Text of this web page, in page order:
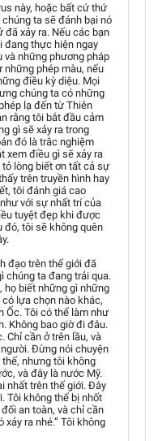
này, hoặc bất cứ thứ
ta sẽ đánh bại nó
đã xảy ra. Nếu các bạn
đang thực hiện ngay
và những phương pháp
những phép màu, nếu
điều kỳ diệu. Mọi
chúng ta có những
lạ đến từ Thiên
rằng tôi bắt đầu cảm
gì sẽ xảy ra trong
đó là trắc nghiệm
xem điều gì sẽ xảy ra
tỏ lòng biết ơn tất cả sự
trên truyền hình hay
tôi đánh giá cao
với sự nhất trí của
tuyệt đẹp khi được
đó, tôi sẽ không quên
đạo trên thế giới đã
chúng ta đang trải qua.
họ biết những gì những
lựa chọn nào khác,
Ốc. Tôi có thể làm như
Không bao giờ đi đâu.
Chỉ cần ở trên lầu, và
Đừng nói chuyện
nhưng tôi không
và đây là nước Mỹ.
nhất trên thế giới. Đây
Tôi không thể bị nhốt
an toàn, và chỉ cần
xảy ra nhé.” Tôi không